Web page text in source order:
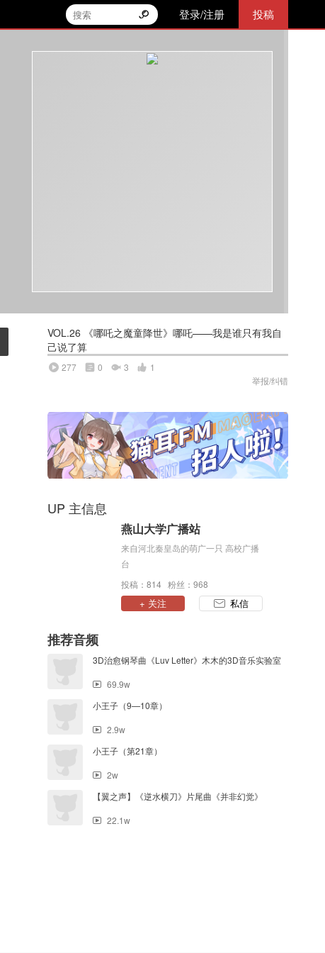
登录/注册 投稿
VOL.26 《哪吒之魔童降世》哪吒——我是谁只有我自
己说了算
277 0 3
1
举报/纠错
UP 主信息
燕山大学广播站
来自河北秦皇岛的萌广一只 高校广播
台
投稿：814 粉丝：968
+ 关注 私信
推荐音频
3D治愈钢琴曲《Luv Letter》木木的3D音乐实验室
69.9w
小王子（9—10章）
2.9w
小王子（第21章）
2w
【翼之声】《逆水横刀》片尾曲《并非幻觉》
22.1w